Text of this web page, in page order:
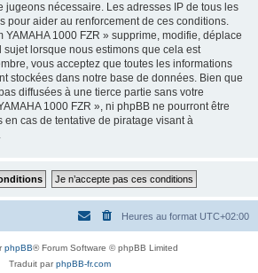
jugeons nécessaire. Les adresses IP de tous les
pour aider au renforcement de ces conditions.
YAMAHA 1000 FZR » supprime, modifie, déplace
sujet lorsque nous estimons que cela est
vous acceptez que toutes les informations
stockées dans notre base de données. Bien que
diffusées à une tierce partie sans votre
1000 FZR », ni phpBB ne pourront être
en cas de tentative de piratage visant à
Heures au format UTC+02:00
phpBB® Forum Software © phpBB Limited
Traduit parphpBB-fr.com